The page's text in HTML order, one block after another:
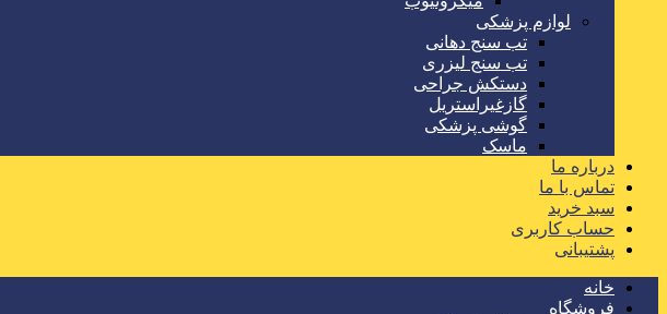
لوازم پزشکی
تب سنج دهانی
تب سنج لیزری
دستکش جراحی
گازغیراستریل
گوشی پزشکی
ماسک
درباره ما
تماس با ما
سبد خرید
حساب کاربری
پشتیبانی
خانه
فروشگاه